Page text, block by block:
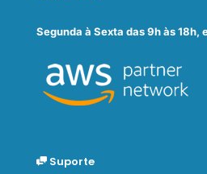
Segunda à Sexta das 9h às 18h,
Suporte